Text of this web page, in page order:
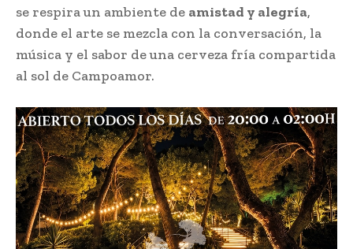
se respira un ambiente de amistad y alegría,
donde el arte se mezcla con la conversación, la
música y el sabor de una cerveza fría compartida
al sol de Campoamor.